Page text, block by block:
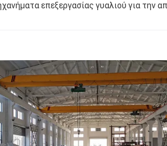
επεξεργασίας γυαλιού για την